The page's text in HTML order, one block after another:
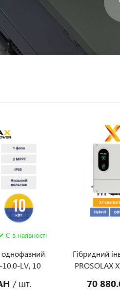
Є в наявності
однофазний
10.0-LV, 10
/ шт.
Гібридний
PROSOLAX
70